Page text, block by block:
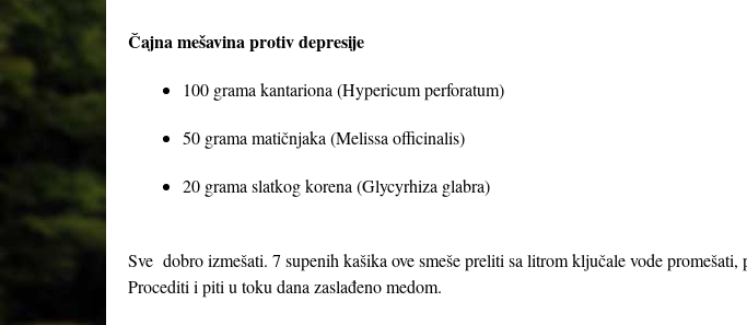
Čajna mešavina protiv depresije
100 grama kantariona (Hypericum perforatum)
50 grama matičnjaka (Melissa officinalis)
20 grama slatkog korena (Glycyrhiza glabra)
Sve dobro izmešati. 7 supenih kašika ove smeše preliti sa litrom ključale vode
Procediti i piti u toku dana zaslađeno medom.